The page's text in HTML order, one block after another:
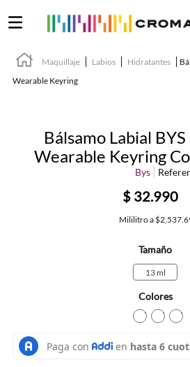
Maquillaje Labios Hidratantes
Wearable Keyring
Bálsamo Labial
Wearable Keyring
Bys
$ 32.990
Mililitroa
Tamaño
13 ml
Colores